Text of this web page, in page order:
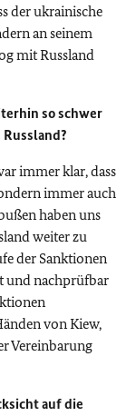
der ukrainische
an seinem
mit Russland
so schwer
immer klar, dass
immer auch
haben uns
weiter zu
der Sanktionen
und nachprüfbar
von Kiew,
Vereinbarung
auf die